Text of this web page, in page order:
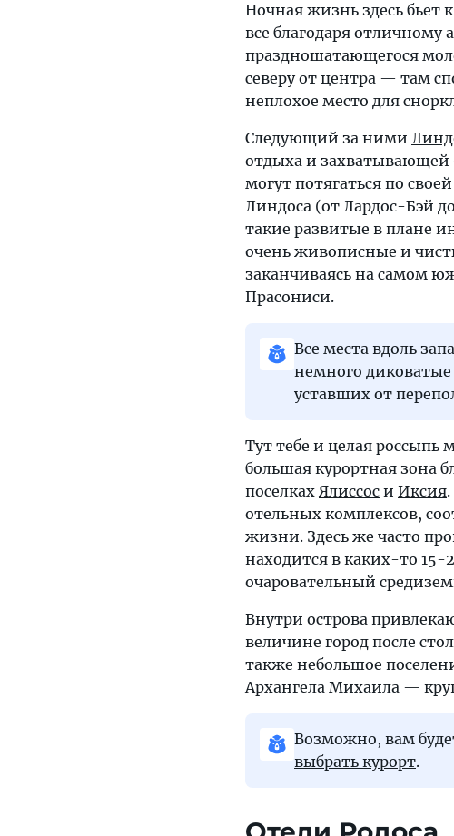
Ночная жизнь здесь бьет
все благодаря отличному
праздношатающегося
северу от центра — там
неплохое место для
Следующий за ними
отдыха и захватывающей
могут потягаться по
Линдоса (от Лардос-Бэй
такие развитые в плане
очень живописные и
заканчиваясь на самом
Прасониси.
Все места вдоль
немного диковатые
уставших от
Тут тебе и целая
большая курортная зона
поселках Ялиссос и Иксия
отельных комплексов,
жизни. Здесь же часто
находится в каких-то
очаровательный
Внутри острова
величине город после
также небольшое
Архангела Михаила —
Возможно, вам
выбрать курорт.